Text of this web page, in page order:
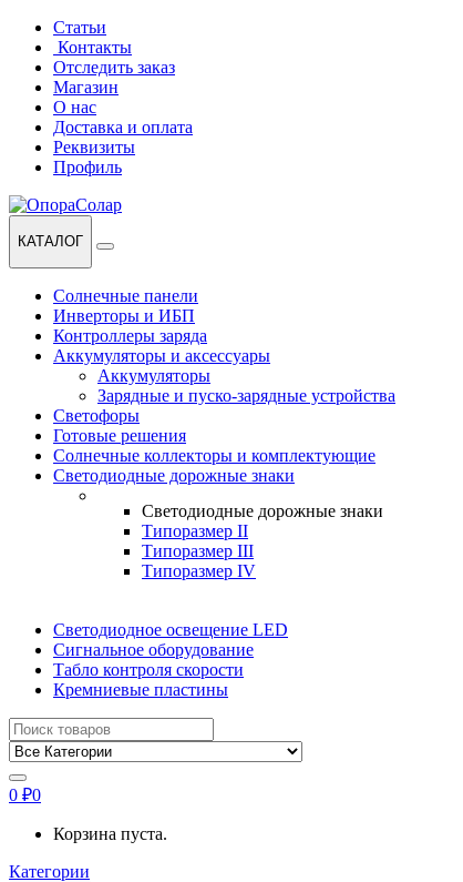
Перейти
навигации
Перейти
содержанию
Статьи
Контакты
Отследить заказ
Магазин
О нас
Доставка и оплата
Реквизиты
Профиль
КАТАЛОГ
Солнечные панели
Инверторы и ИБП
Контроллеры заряда
Аккумуляторы и аксессуары
Аккумуляторы
Зарядные и пуско-зарядные устройства
Светофоры
Готовые решения
Солнечные коллекторы и комплектующие
Светодиодные дорожные знаки
Светодиодные дорожные знаки
Типоразмер II
Типоразмер III
Типоразмер IV
Светодиодное освещение LED
Сигнальное оборудование
Табло контроля скорости
Кремниевые пластины
Найти:
0 ₽0
Корзина пуста.
Категории